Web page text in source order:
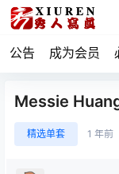
公告 成为会员
Messie
精选单套 1 年前